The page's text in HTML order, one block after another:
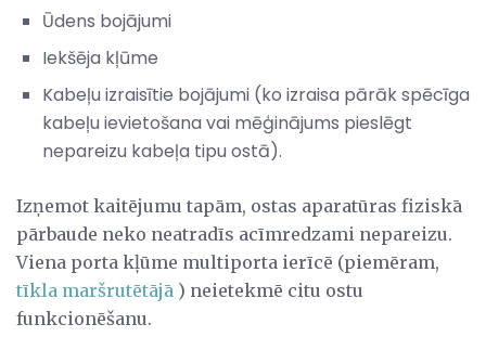
Ūdens bojājumi
Iekšēja kļūme
Kabeļu izraisītie bojājumi (ko izraisa pārāk spēcīga
kabeļu ievietošana vai mēģinājums pieslēgt
nepareizu kabeļa tipu ostā).
Izņemot kaitējumu tapām, ostas aparatūras fiziskā
pārbaude neko neatradīs acīmredzami nepareizu.
Viena porta kļūme multiporta ierīcē (piemēram,
tīkla maršrutētājā ) neietekmē citu ostu
funkcionēšanu.